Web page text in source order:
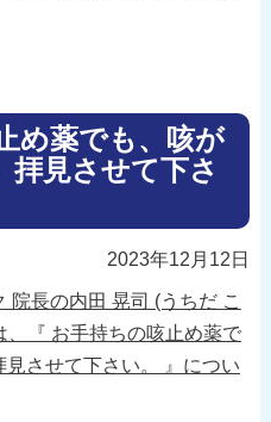
め薬でも、咳が
拝見させて下さ
2023年12月12日
院長の内田 晃司 (うちだ こ
お手持ちの咳止め薬で
させて下さい。 』につい